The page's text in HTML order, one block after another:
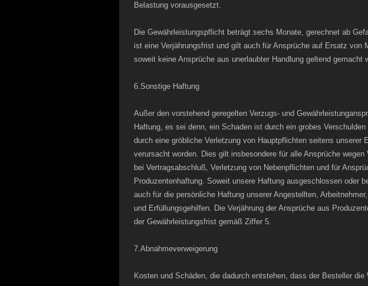
Belastung vorausgesetzt.
Die Gewährleistungspflicht beträgt sechs Monate, gerechnet ab
ist eine Verjährungsfrist und gilt auch für Ansprüche auf Ersatz von
soweit keine Ansprüche aus unerlaubter Handlung geltend gemacht
6.Sonstige Haftung
Außer den vorstehend geregelten Verzugs- und
Haftung, es sei denn, ein Schaden ist durch ein grobes
durch eine gröbliche Verletzung von Hauptpflichten seitens unserer
verursacht worden. Dies gilt insbesondere für alle Ansprüche wegen
bei Vertragsabschluß, Verletzung von Nebenpflichten und für
Produzentenhaftung. Soweit unsere Haftung ausgeschlossen oder
auch für die persönliche Haftung unserer Angestellten,
und Erfüllungsgehilfen. Die Verjährung der Ansprüche aus
der Gewährleistungsfrist gemäß Ziffer 5.
7.Abnahmeverweigerung
Kosten und Schäden, die dadurch entstehen, dass der Besteller die